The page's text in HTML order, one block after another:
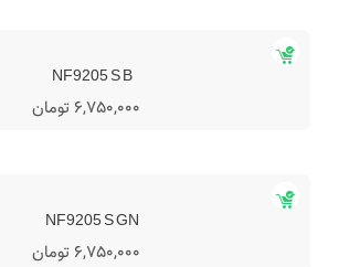
NF9205 S B
6,750,000 تومان
NF9205 S GN
6,750,000 تومان